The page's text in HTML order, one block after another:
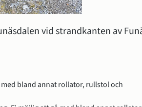
vid strandkanten av
bland annat rollator, rullstol och